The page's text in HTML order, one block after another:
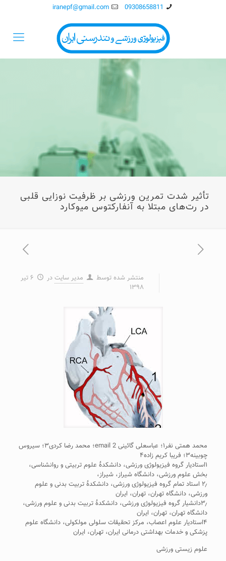
09308658811
iranepf@gmail.com
تأثیر شدت‌ تمرین ورزشی بر ظرفیت نوزایی قلبی
در رت‌های مبتلا به آنفارکتوس میوکارد
منتشر شده توسط مدیر سایت در
۶ تیر
۱۳۹۸
محمد همتی نفر۱؛ عباسعلی گائینی email 2؛ محمد رضا کردی۳؛ سیروس
چوبینه۳؛ فریبا کریم زاده۴
۱استادیار گروه فیزیولوژی ورزشی، دانشکدۀ علوم تربیتی و روانشناسی،
بخش علوم ورزشی، دانشگاه شیراز، شیراز،
۲٫ استاد تمام گروه فیزیولوژی ورزشی، دانشکدۀ تربیت بدنی و علوم
ورزشی، دانشگاه تهران، تهران، ایران
۳٫دانشیار گروه فیزیولوژی ورزشی، دانشکدۀ تربیت بدنی و علوم ورزشی،
دانشگاه تهران، تهران، ایران
۴استادیار علوم اعصاب، مرکز تحقیقات سلولی مولکولی، دانشگاه علوم
پزشکی و خدمات بهداشتی درمانی ایران، تهران، ایران
علوم زیستی ورزشی